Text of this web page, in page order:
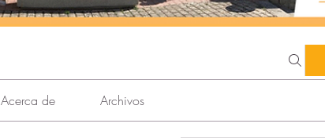
Acerca de Archivos